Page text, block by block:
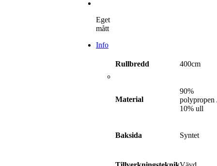
Eget
mått
Info
Rullbredd 400cm
Material
90%
polypropen
10% ull
Baksida Syntet